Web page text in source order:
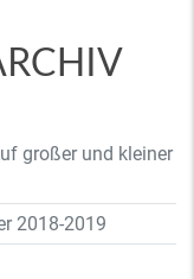
großer und kleiner
2018-2019